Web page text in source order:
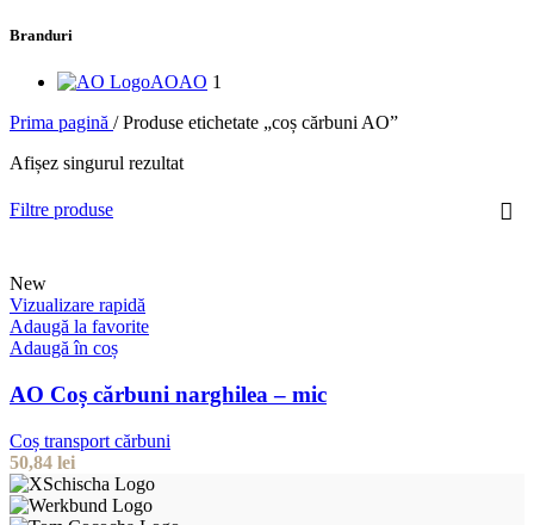
Branduri
AOAO 1
Prima pagină / Produse etichetate „coș cărbuni AO”
Afișez singurul rezultat
Filtre produse
New
Vizualizare rapidă
Adaugă la favorite
Adaugă în coș
AO Coș cărbuni narghilea – mic
Coș transport cărbuni
50,84 lei